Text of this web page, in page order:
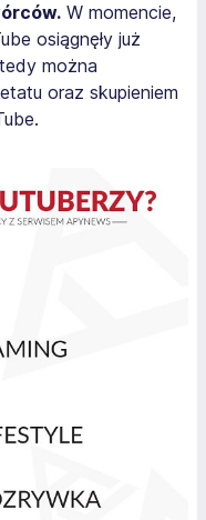
W momencie,
osiągnęły już
można
oraz skupieniem